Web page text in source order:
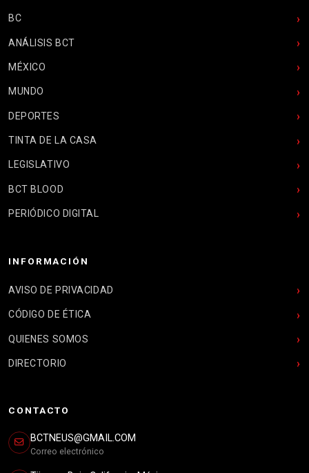
BC
ANÁLISIS BCT
MÉXICO
MUNDO
DEPORTES
TINTA DE LA CASA
LEGISLATIVO
BCT BLOOD
PERIÓDICO DIGITAL
INFORMACIÓN
AVISO DE PRIVACIDAD
CÓDIGO DE ÉTICA
QUIENES SOMOS
DIRECTORIO
CONTACTO
BCTNEUS@GMAIL.COM
Correo electrónico